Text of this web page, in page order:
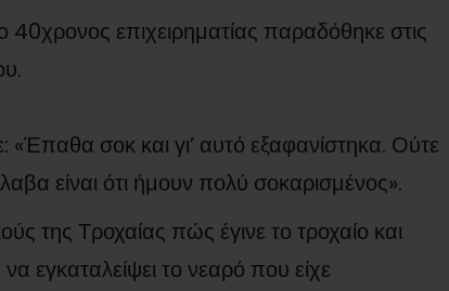
επιχειρηματίας παραδόθηκε στις
σοκ και γι’ αυτό εξαφανίστηκα. Ούτε
είναι ότι ήμουν πολύ σοκαρισμένος».
της Τροχαίας πώς έγινε το τροχαίο και
εγκαταλείψει το νεαρό που είχε